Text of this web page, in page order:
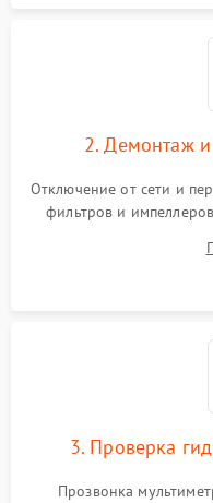
2. Демонтаж и
Отключение от сети и
фильтров и
циркуляционному
3. Проверка
Прозвонка